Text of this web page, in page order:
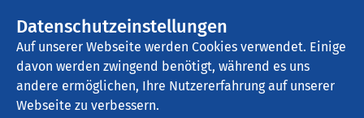
Datenschutzeinstellungen
Auf unserer Webseite werden Cookies verwendet. Einige
davon werden zwingend benötigt, während es uns
andere ermöglichen, Ihre Nutzererfahrung auf unserer
Webseite zu verbessern.
AMEOS Klinikum Schönebeck